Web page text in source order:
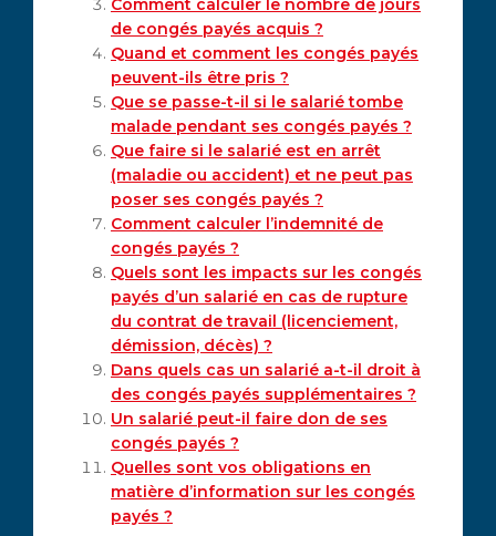
Comment calculer le nombre de jours
de congés payés acquis ?
Quand et comment les congés payés
peuvent-ils être pris ?
Que se passe-t-il si le salarié tombe
malade pendant ses congés payés ?
Que faire si le salarié est en arrêt
(maladie ou accident) et ne peut pas
poser ses congés payés ?
Comment calculer l’indemnité de
congés payés ?
Quels sont les impacts sur les congés
payés d’un salarié en cas de rupture
du contrat de travail (licenciement,
démission, décès) ?
Dans quels cas un salarié a-t-il droit à
des congés payés supplémentaires ?
Un salarié peut-il faire don de ses
congés payés ?
Quelles sont vos obligations en
matière d’information sur les congés
payés ?